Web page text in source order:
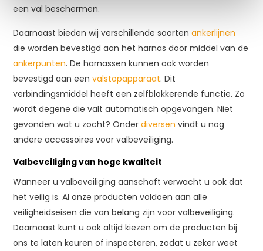
een val beschermen.
Daarnaast bieden wij verschillende soortenankerlijnen
die worden bevestigd aan het harnas door middel van de
ankerpunten. De harnassen kunnen ook worden
bevestigd aan eenvalstopapparaat. Dit
verbindingsmiddel heeft een zelfblokkerende functie. Zo
wordt degene die valt automatisch opgevangen. Niet
gevonden wat u zocht? Onderdiversen vindt u nog
andere accessoires voor valbeveiliging.
Valbeveiliging van hoge kwaliteit
Wanneer u valbeveiliging aanschaft verwacht u ook dat
het veilig is. Al onze producten voldoen aan alle
veiligheidseisen die van belang zijn voor valbeveiliging.
Daarnaast kunt u ook altijd kiezen om de producten bij
ons te laten keuren of inspecteren, zodat u zeker weet